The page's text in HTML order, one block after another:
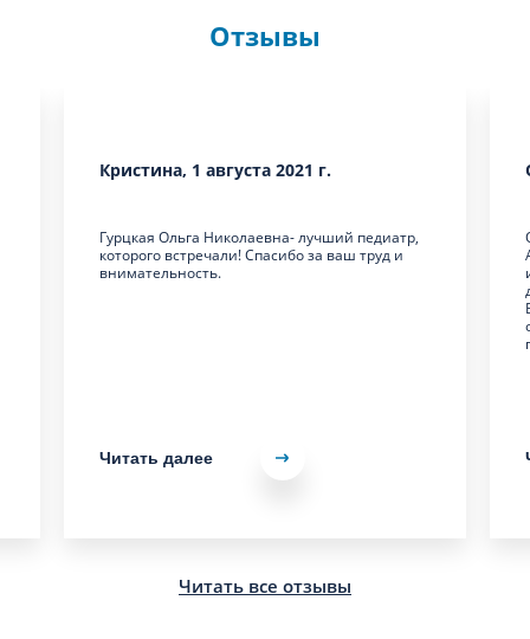
Отзывы
Кристина, 1 августа 2021 г.
Гурцкая Ольга Николаевна- лучший педиатр,
которого встречали! Спасибо за ваш труд и
внимательность.
Читать далее
Читать все отзывы